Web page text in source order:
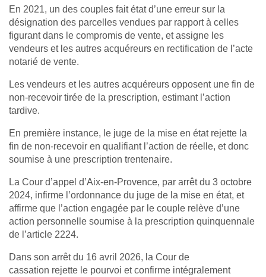
En 2021, un des couples fait état d’une erreur sur la
désignation des parcelles vendues par rapport à celles
figurant dans le compromis de vente, et assigne les
vendeurs et les autres acquéreurs en rectification de l’acte
notarié de vente.
Les vendeurs et les autres acquéreurs opposent une fin de
non‑recevoir tirée de la prescription, estimant l’action
tardive.
En première instance, le juge de la mise en état rejette la
fin de non‑recevoir en qualifiant l’action de réelle, et donc
soumise à une prescription trentenaire.
La Cour d’appel d’Aix‑en‑Provence, par arrêt du 3 octobre
2024, infirme l’ordonnance du juge de la mise en état, et
affirme que l’action engagée par le couple relève d’une
action personnelle soumise à la prescription quinquennale
de l’article 2224.
Dans son arrêt du 16 avril 2026, la Cour de
cassation rejette le pourvoi et confirme intégralement